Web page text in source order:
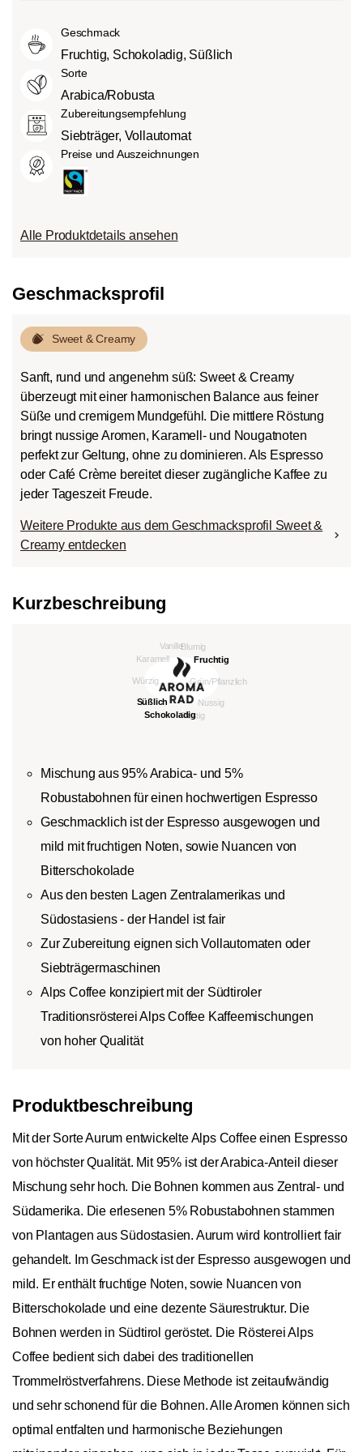
sauer als helle Röstungen, mit
ausgewogenem Geschmack und vollem
Körper.
Dunkle Röstung (French-/Italian):
Schokoladig süßer Körper mit
ausgeprägten Röstaromen und
Bitterstoffen bei geringem Säureanteil.
verschiedenen Faktoren wie der
Bohnensorte, Anbauhöhe, Herkunft und
besonders der Röstung ab.
Geschmack
Fruchtig, Schokoladig, Süßlich
Sorte
Arabica/Robusta
Zubereitungsempfehlung
Siebträger, Vollautomat
Preise und Auszeichnungen
Alle Produktdetails ansehen
Geschmacksprofil
Sweet & Creamy
Sanft, rund und angenehm süß: Sweet & Creamy
überzeugt mit einer harmonischen Balance aus feiner
Süße und cremigem Mundgefühl. Die mittlere Röstung
bringt nussige Aromen, Karamell- und Nougatnoten
perfekt zur Geltung, ohne zu dominieren. Als Espresso
oder Café Crème bereitet dieser zugängliche Kaffee zu
jeder Tageszeit Freude.
Weitere Produkte aus dem Geschmacksprofil Sweet &
Creamy entdecken
Kurzbeschreibung
Mischung aus 95% Arabica- und 5%
Robustabohnen für einen hochwertigen Espresso
Geschmacklich ist der Espresso ausgewogen und
mild mit fruchtigen Noten, sowie Nuancen von
Bitterschokolade
Aus den besten Lagen Zentralamerikas und
Südostasiens - der Handel ist fair
Zur Zubereitung eignen sich Vollautomaten oder
Siebträgermaschinen
Alps Coffee konzipiert mit der Südtiroler
Traditionsrösterei Alps Coffee Kaffeemischungen
von hoher Qualität
Produktbeschreibung
Mit der Sorte Aurum entwickelte Alps Coffee einen Espresso
von höchster Qualität. Mit 95% ist der Arabica-Anteil dieser
Mischung sehr hoch. Die Bohnen kommen aus Zentral- und
Südamerika. Die erlesenen 5% Robustabohnen stammen
von Plantagen aus Südostasien. Aurum wird kontrolliert fair
gehandelt. Im Geschmack ist der Espresso ausgewogen und
mild. Er enthält fruchtige Noten, sowie Nuancen von
Bitterschokolade und eine dezente Säurestruktur. Die
Bohnen werden in Südtirol geröstet. Die Rösterei Alps
Coffee bedient sich dabei des traditionellen
Trommelröstverfahrens. Diese Methode ist zeitaufwändig
und sehr schonend für die Bohnen. Alle Aromen können sich
optimal entfalten und harmonische Beziehungen